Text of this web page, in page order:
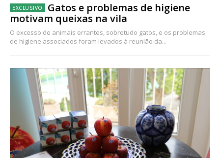
Gatos e problemas de higiene
motivam queixas na vila
O excesso de animais errantes, sobretudo gatos, e os problemas
de higiene associados foram levados à reunião da...